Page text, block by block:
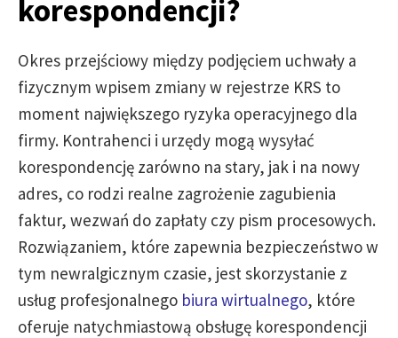
korespondencji?
Okres przejściowy między podjęciem uchwały a
fizycznym wpisem zmiany w rejestrze KRS to
moment największego ryzyka operacyjnego dla
firmy. Kontrahenci i urzędy mogą wysyłać
korespondencję zarówno na stary, jak i na nowy
adres, co rodzi realne zagrożenie zagubienia
faktur, wezwań do zapłaty czy pism procesowych.
Rozwiązaniem, które zapewnia bezpieczeństwo w
tym newralgicznym czasie, jest skorzystanie z
usług profesjonalnego biura wirtualnego, które
oferuje natychmiastową obsługę korespondencji